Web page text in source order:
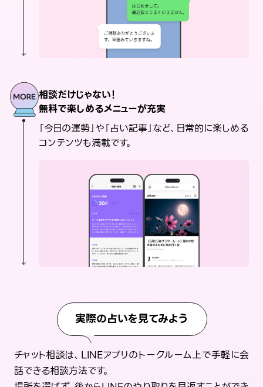
相談だけじゃない！
無料で楽しめるメニューが充実
「今日の運勢」や「占い記事」など、日常的に楽しめる
コンテンツも満載です。
実際の占いを見てみよう
チャット相談は、LINEアプリのトークルーム上で手軽に会
話できる相談方法です。